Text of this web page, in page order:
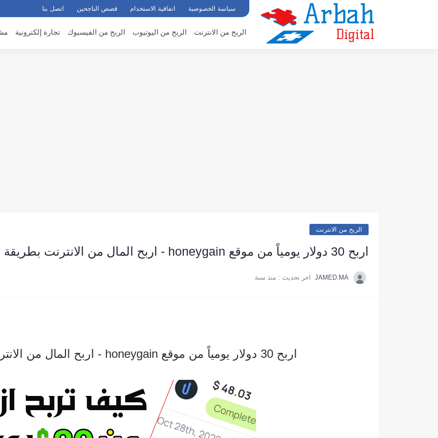
سياسة الخصوصية اتفاقية الاستخدام قصص الناجحين اتصل بنا
الربح من الانترنت الربح من اليوتيوب الربح من الفيسبوك تجارة إلكترونية
الربح من الانترنت
اربح 30 دولار يومياً من موقع honeygain - اربح المال من الانترنت بطريقة ذكية
JAMED.MA اخر تحديث : منذ سنة
اربح 30 دولار يومياً من موقع honeygain - اربح المال من الانترنت بطريقة ذكية